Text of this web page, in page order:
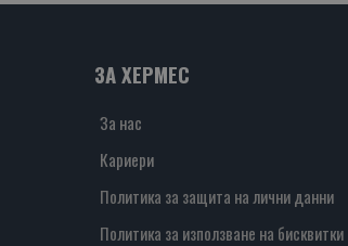
ЗА ХЕРМЕС
За нас
Кариери
Политика за защита на лични данни
Политика за използване на бисквитки